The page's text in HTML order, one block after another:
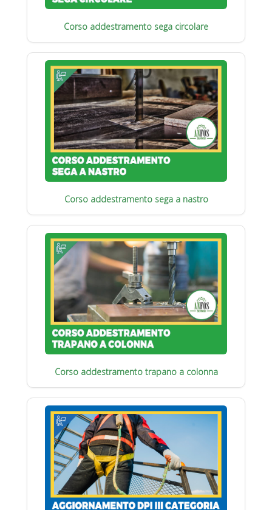
Corso addestramento sega circolare
Corso addestramento sega a nastro
Corso addestramento trapano a colonna